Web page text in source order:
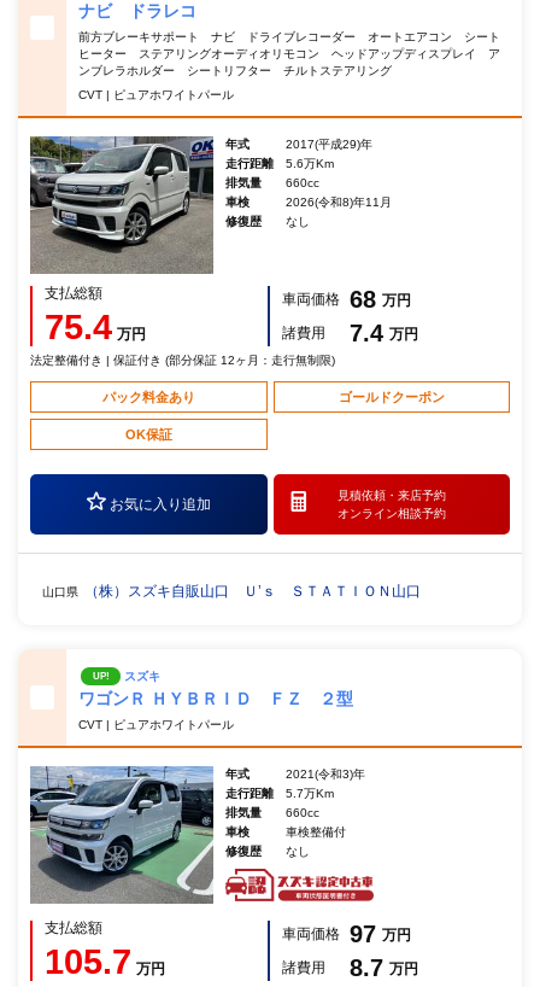
ナビ ドラレコ
前方ブレーキサポート ナビ ドライブレコーダー オートエアコン シート
ヒーター ステアリングオーディオリモコン ヘッドアップディスプレイ ア
ンブレラホルダー シートリフター チルトステアリング
CVT | ピュアホワイトパール
年式
2017(平成29)年
走行距離
5.6万Km
排気量
660cc
車検
2026(令和8)年11月
修復歴
なし
支払総額
75.4 万円
車両価格 68 万円
諸費用
7.4 万円
法定整備付き | 保証付き (部分保証 12ヶ月：走行無制限)
パック料金あり ゴールドクーポン
OK保証
お気に入り追加
見積依頼・ 来店予約
オンライン相談予約
山口県 （株）スズキ自販山口 Ｕ’ｓ ＳＴＡＴＩＯＮ山口
UP! スズキ
ワゴンＲ ＨＹＢＲＩＤ ＦＺ ２型
CVT | ピュアホワイトパール
年式
2021(令和3)年
走行距離
5.7万Km
排気量
660cc
車検
車検整備付
修復歴
なし
支払総額
105.7 万円
車両価格 97 万円
諸費用
8.7 万円